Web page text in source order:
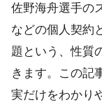
佐野海舟選手の
などの個人契約
題という、性質
きます。この記
実だけをわかり